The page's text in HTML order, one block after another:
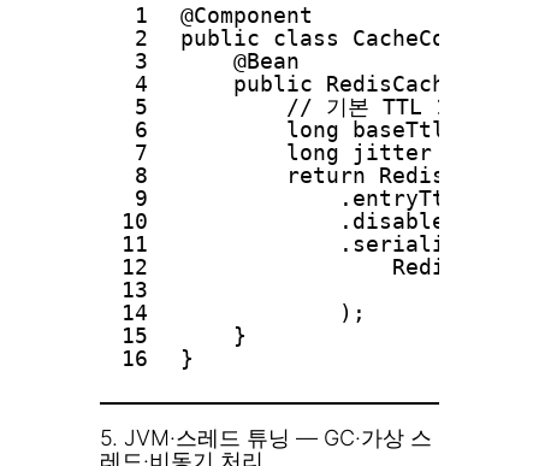
1
2
3
4
5
6
7
8
9
10
11
12
13
14
15
16
@Component
public class CacheConfig {
@Bean
public
// 기본 TTL 1시간 ±
long baseTtl =
long jitter =
return
);
}
}
5. JVM·스레드 튜닝 — GC·가상 스
레드·비동기 처리